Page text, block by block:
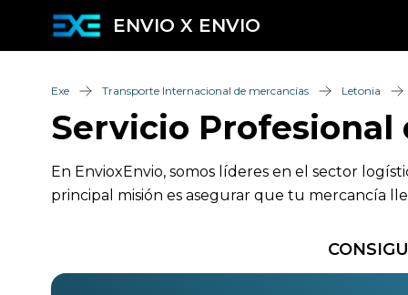
ENVIO X ENVIO
Exe Transporte Internacional de mercancías Letonia
Servicio Profesional
En EnvioxEnvio, somos líderes en el sector
principal misión es asegurar que tu mercancía